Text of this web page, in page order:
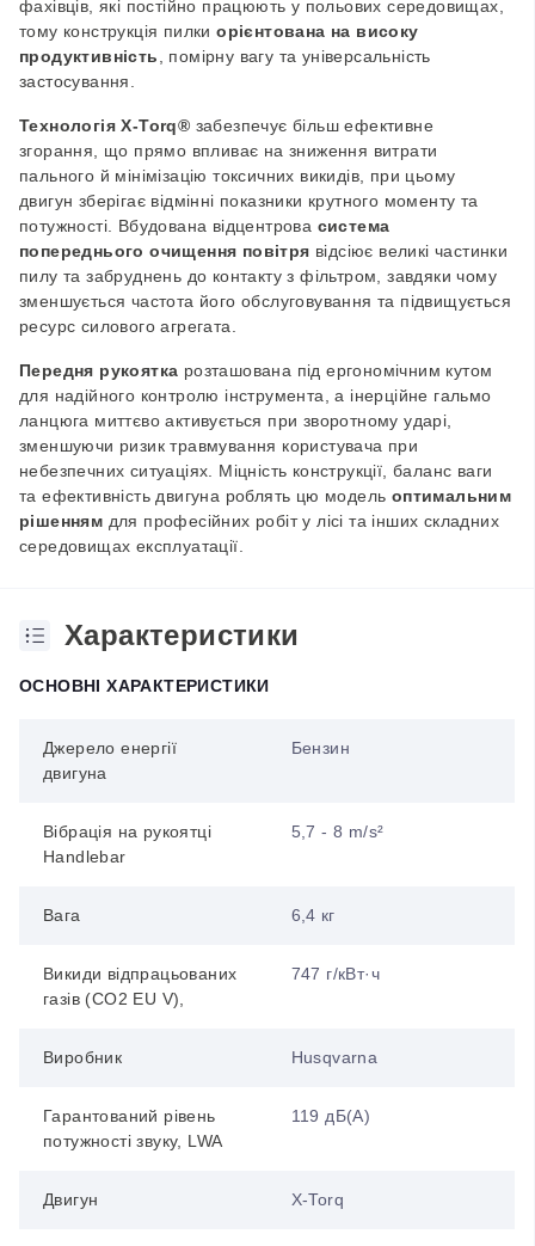
фахівців, які постійно працюють у польових середовищах,
тому конструкція пилкиорієнтована на високу
продуктивність
, помірну вагу та універсальність
застосування.
ТехнологіяX-Torq® забезпечує більш ефективне
згорання, що прямо впливає на зниження витрати
пального й мінімізацію токсичних викидів, при цьому
двигун зберігає відмінні показники крутного моменту та
потужності. Вбудована відцентрова система
попереднього очищення повітря відсіює великі частинки
пилу та забруднень до контакту з фільтром, завдяки чому
зменшується частота його обслуговування та підвищується
ресурс силового агрегата.
Передня рукоятка розташована під ергономічним кутом
для надійного контролю інструмента, а інерційне гальмо
ланцюга миттєво активується при зворотному ударі,
зменшуючи ризик травмування користувача при
небезпечних ситуаціях. Міцність конструкції, баланс ваги
та ефективність двигуна роблять цю модель оптимальним
рішенням для професійних робіт у лісі та інших складних
середовищах експлуатації.
Характеристики
ОСНОВНІ ХАРАКТЕРИСТИКИ
Джерело енергії
двигуна
Бензин
Вібрація на рукоятці
Handlebar
5,7 - 8 m/s²
Вага 6,4 кг
Викиди відпрацьованих
газів (CO2 EU V),
747 г/кВт·ч
Виробник Husqvarna
Гарантований рівень
потужності звуку, LWA
119 дБ(А)
Двигун X-Torq